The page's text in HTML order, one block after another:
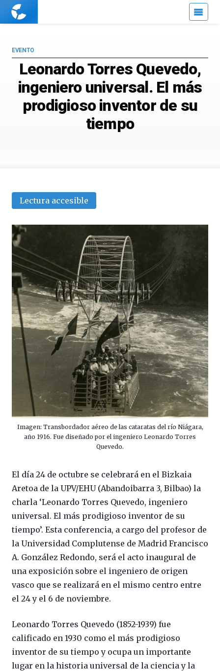
Cuaderno
Leonardo Torres Quevedo,
ingeniero universal. El más
prodigioso inventor de su
tiempo
EVENTO
Lectura accesible
Imagen: Transbordador aéreo de las cataratas del río Niágara,
año 1916. Fue diseñado por el ingeniero Leonardo Torres
Quevedo.
El día 24 de octubre se celebrará en el Bizkaia
Aretoa de la UPV/EHU (Abandoibarra 3, Bilbao) la
charla ‘Leonardo Torres Quevedo, ingeniero
universal. El más prodigioso inventor de su
tiempo’. Esta conferencia, a cargo del profesor de
la Universidad Complutense de Madrid Francisco
A. González Redondo, será el acto inaugural de
una exposición sobre el ingeniero de origen
vasco que se realizará en el mismo centro entre
el 24 y el 6 de noviembre.
Leonardo Torres Quevedo (1852-1939) fue
calificado en 1930 como el más prodigioso
inventor de su tiempo y ocupa un importante
lugar en la historia universal de la ciencia y la